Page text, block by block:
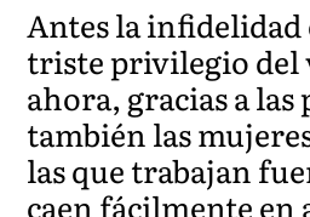
Antes la
triste privilegio del
ahora, gracias a las
también las
las que trabajan
caen fácilmente en